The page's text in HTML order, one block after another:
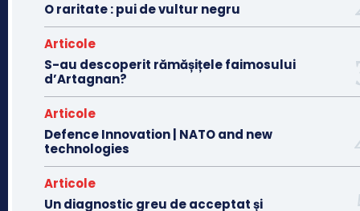
O raritate : pui de vultur negru
Articole
S-au descoperit rămășițele faimosului
d’Artagnan?
Articole
Defence Innovation | NATO and new
technologies
Articole
Un diagnostic greu de acceptat și